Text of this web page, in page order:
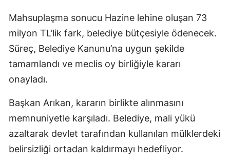
Mahsuplaşma sonucu Hazine lehine oluşan 73
milyon TL’lik fark, belediye bütçesiyle ödenecek.
Süreç, Belediye Kanunu’na uygun şekilde
tamamlandı ve meclis oy birliğiyle kararı
onayladı.
Başkan Arıkan, kararın birlikte alınmasını
memnuniyetle karşıladı. Belediye, mali yükü
azaltarak devlet tarafından kullanılan mülklerdeki
belirsizliği ortadan kaldırmayı hedefliyor.